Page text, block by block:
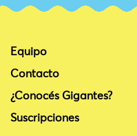
Equipo
Contacto
¿Conocés Gigantes?
Suscripciones